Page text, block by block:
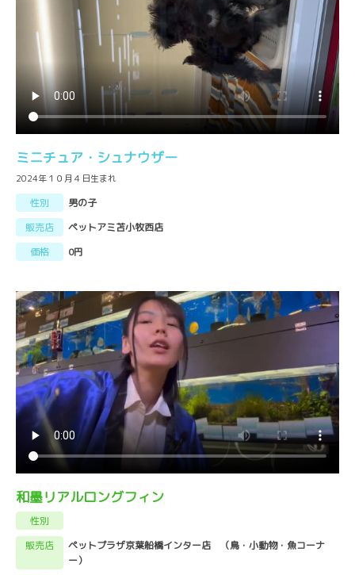
ミニチュア・シュナウザー
2024年１０月４日生まれ
性別
男の子
販売店
ペットアミ苫小牧西店
価格
0円
和墨リアルロングフィン
性別
販売店
ペットプラザ京葉船橋インター店 （鳥・小動物・魚コーナ
ー）